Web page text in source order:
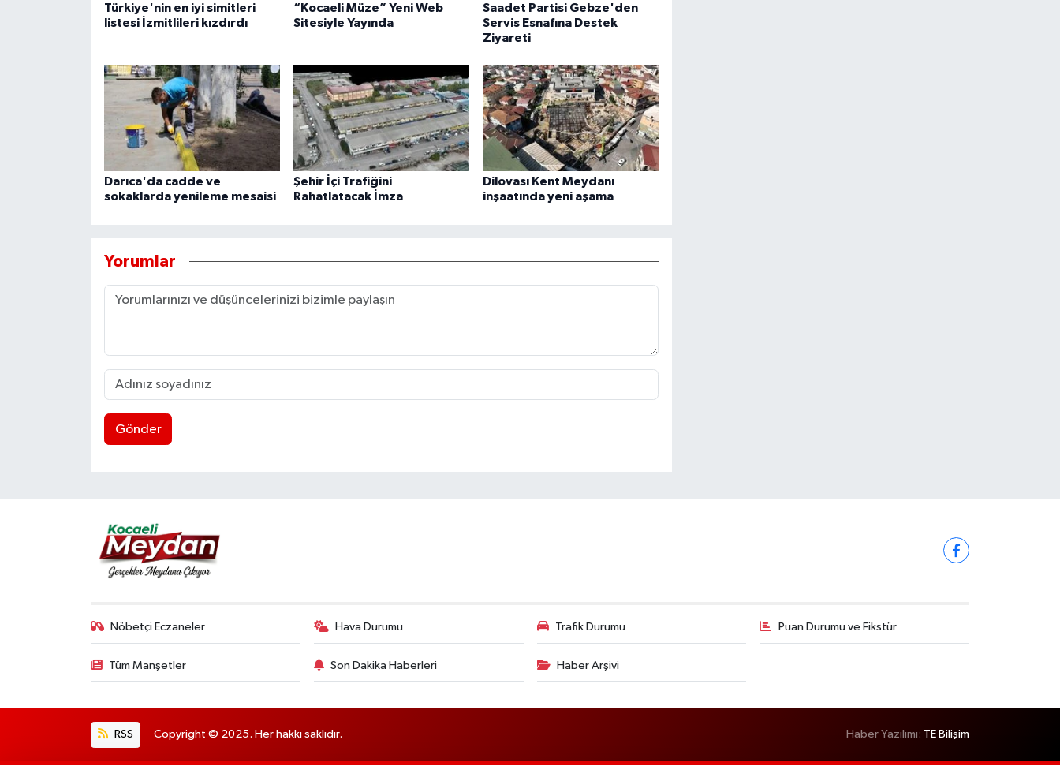
Türkiye'nin en iyi simitleri
listesi İzmitlileri kızdırdı
“Kocaeli Müze” Yeni Web
Sitesiyle Yayında
Saadet Partisi Gebze'den
Servis Esnafına Destek
Ziyareti
Darıca'da cadde ve
sokaklarda yenileme mesaisi
Şehir İçi Trafiğini
Rahatlatacak İmza
Dilovası Kent Meydanı
inşaatında yeni aşama
Yorumlar
Gönder
Nöbetçi Eczaneler Hava Durumu Trafik Durumu Puan Durumu ve Fikstür
Tüm Manşetler Son Dakika Haberleri Haber Arşivi
RSS Copyright © 2025. Her hakkı saklıdır. Haber Yazılımı: TE Bilişim